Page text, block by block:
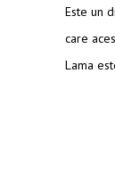
Este un
care
Lama